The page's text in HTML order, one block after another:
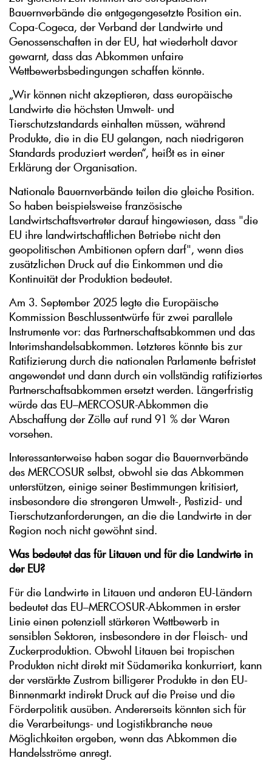
Bauernverbände die entgegengesetzte Position ein.
Copa-Cogeca, der Verband der Landwirte und
Genossenschaften in der EU, hat wiederholt davor
gewarnt, dass das Abkommen unfaire
Wettbewerbsbedingungen schaffen könnte.
„Wir können nicht akzeptieren, dass europäische
Landwirte die höchsten Umwelt- und
Tierschutzstandards einhalten müssen, während
Produkte, die in die EU gelangen, nach niedrigeren
Standards produziert werden“, heißt es in einer
Erklärung der Organisation.
Nationale Bauernverbände teilen die gleiche Position.
So haben beispielsweise französische
Landwirtschaftsvertreter darauf hingewiesen, dass "die
EU ihre landwirtschaftlichen Betriebe nicht den
geopolitischen Ambitionen opfern darf", wenn dies
zusätzlichen Druck auf die Einkommen und die
Kontinuität der Produktion bedeutet.
Am 3. September 2025 legte die Europäische
Kommission Beschlussentwürfe für zwei parallele
Instrumente vor: das Partnerschaftsabkommen und das
Interimshandelsabkommen. Letzteres könnte bis zur
Ratifizierung durch die nationalen Parlamente befristet
angewendet und dann durch ein vollständig ratifiziertes
Partnerschaftsabkommen ersetzt werden. Längerfristig
würde das EU–MERCOSUR-Abkommen die
Abschaffung der Zölle auf rund 91 % der Waren
vorsehen.
Interessanterweise haben sogar die Bauernverbände
des MERCOSUR selbst, obwohl sie das Abkommen
unterstützen, einige seiner Bestimmungen kritisiert,
insbesondere die strengeren Umwelt-, Pestizid- und
Tierschutzanforderungen, an die die Landwirte in der
Region noch nicht gewöhnt sind.
Was bedeutet das für Litauen und für die Landwirte in
der EU?
Für die Landwirte in Litauen und anderen EU-Ländern
bedeutet das EU–MERCOSUR-Abkommen in erster
Linie einen potenziell stärkeren Wettbewerb in
sensiblen Sektoren, insbesondere in der Fleisch- und
Zuckerproduktion. Obwohl Litauen bei tropischen
Produkten nicht direkt mit Südamerika konkurriert, kann
der verstärkte Zustrom billigerer Produkte in den EU-
Binnenmarkt indirekt Druck auf die Preise und die
Förderpolitik ausüben. Andererseits könnten sich für
die Verarbeitungs- und Logistikbranche neue
Möglichkeiten ergeben, wenn das Abkommen die
Handelsströme anregt.